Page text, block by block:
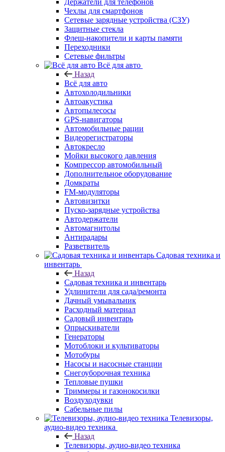
Держатели для телефонов
Чехлы для смартфонов
Сетевые зарядные устройства (СЗУ)
Защитные стекла
Флеш-накопители и карты памяти
Переходники
Сетевые фильтры
Всё для авто
Назад
Всё для авто
Автохолодильники
Автоакустика
Автопылесосы
GPS-навигаторы
Автомобильные рации
Видеорегистраторы
Автокресло
Мойки высокого давления
Компрессор автомобильный
Дополнительное оборудование
Домкраты
FM-модуляторы
Автовизитки
Пуско-зарядные устройства
Автодержатели
Автомагнитолы
Антирадары
Разветвитель
Садовая техника и
инвентарь
Назад
Садовая техника и инвентарь
Удлинители для сада/ремонта
Дачный умывальник
Расходный материал
Садовый инвентарь
Опрыскиватели
Генераторы
Мотоблоки и культиваторы
Мотобуры
Насосы и насосные станции
Снегоуборочная техника
Тепловые пушки
Триммеры и газонокосилки
Воздуходувки
Сабельные пилы
Телевизоры,
аудио-видео техника
Назад
Телевизоры, аудио-видео техника